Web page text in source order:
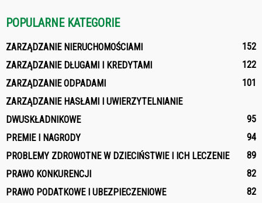
POPULARNE KATEGORIE
ZARZĄDZANIE NIERUCHOMOŚCIAMI
152
ZARZĄDZANIE DŁUGAMI I KREDYTAMI
122
ZARZĄDZANIE ODPADAMI
101
ZARZĄDZANIE HASŁAMI I UWIERZYTELNIANIE
DWUSKŁADNIKOWE
95
PREMIE I NAGRODY
94
PROBLEMY ZDROWOTNE W DZIECIŃSTWIE I ICH LECZENIE
89
PRAWO KONKURENCJI
82
PRAWO PODATKOWE I UBEZPIECZENIOWE
82